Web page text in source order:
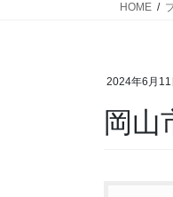
HOME
2024年6月11
岡山